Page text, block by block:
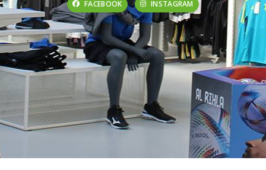
FACEBOOK INSTAGRAM